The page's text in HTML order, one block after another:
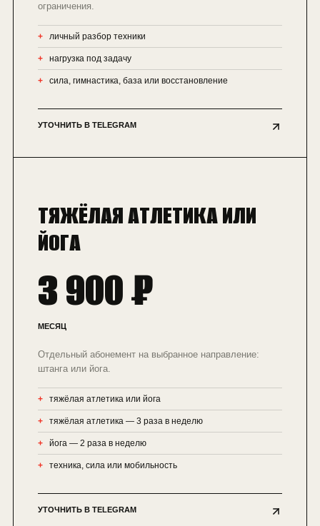
ограничения.
личный разбор техники
нагрузка под задачу
сила, гимнастика, база или восстановление
УТОЧНИТЬ В TELEGRAM
ТЯЖЁЛАЯ АТЛЕТИКА ИЛИ
ЙОГА
3 900 ₽
МЕСЯЦ
Отдельный абонемент на выбранное направление:
штанга или йога.
тяжёлая атлетика или йога
тяжёлая атлетика — 3 раза в неделю
йога — 2 раза в неделю
техника, сила или мобильность
УТОЧНИТЬ В TELEGRAM